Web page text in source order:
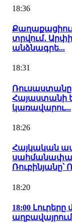
18:36
տրվում․
անձնագրե...
18:31
Հայաստանի
կառավարու...
18:26
Հայկական
Ռուբինյանը՝
18:20
18:00
աղբավայրում